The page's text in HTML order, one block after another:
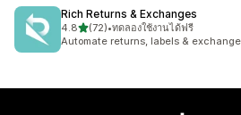
Rich Returns & Exchanges
4.8เต็ม 5 ดาว
(72)
ทั้งหมด 72 รีวิว
•ทดลองใช้งานได้ฟรี
Automate returns, labels &